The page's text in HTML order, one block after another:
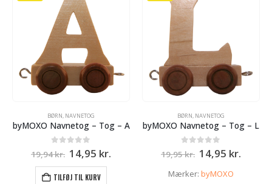
BØRN, NAVNETOG
byMOXO Navnetog – Tog – A
ud af 5
19,94kr. Den
oprindelige
pris
14,95 kr.Den
TILFØJ TIL KURV
BØRN, NAVNETOG
byMOXO Navnetog – Tog – L
ud af 5
19,95kr. Den
oprindelige
pris
14,95 kr.Den
Mærker: byMOXO